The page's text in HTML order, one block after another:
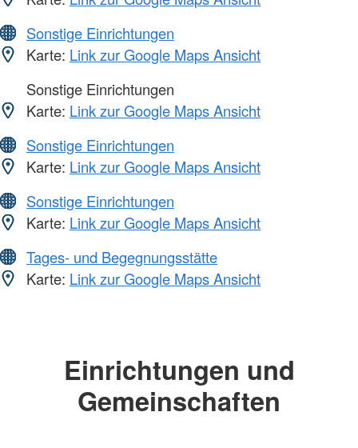
Sonstige Einrichtungen
Karte: Link zur Google Maps Ansicht
Sonstige Einrichtungen
Karte: Link zur Google Maps Ansicht
Sonstige Einrichtungen
Karte: Link zur Google Maps Ansicht
Sonstige Einrichtungen
Karte: Link zur Google Maps Ansicht
Tages- und Begegnungsstätte
Karte: Link zur Google Maps Ansicht
Einrichtungen und
Gemeinschaften